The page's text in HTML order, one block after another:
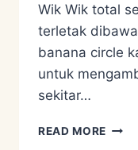
Wik Wik total
terletak
banana circle
untuk
sekitar…
READ MORE PANEN